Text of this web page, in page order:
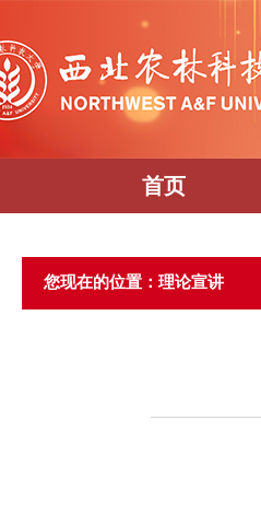
首页
您现在的位置：理论宣讲